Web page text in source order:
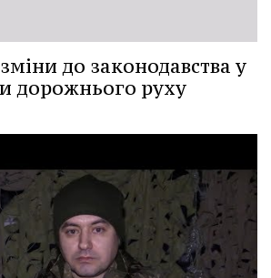
до законодавства у
дорожнього руху